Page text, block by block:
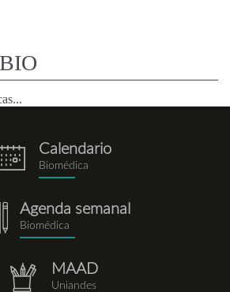
eventos.png
Calendario
Biomédica
Agenda semanal
Biomédica
repositorio.png
MAAD
Uniandes